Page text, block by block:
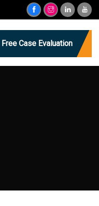
Free Case Evaluation